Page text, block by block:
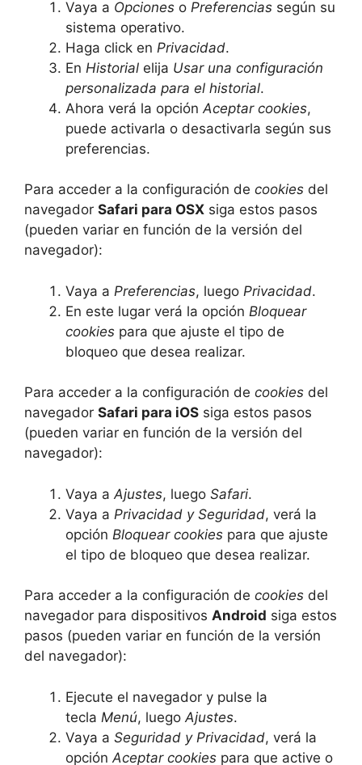
Vaya a Opciones o Preferencias según su
sistema operativo.
Haga click en Privacidad.
En Historial elija Usar una configuración
personalizada para el historial.
Ahora verá la opción Aceptar cookies,
puede activarla o desactivarla según sus
preferencias.
Para acceder a la configuración de cookies del
navegador Safari para OSX siga estos pasos
(pueden variar en función de la versión del
navegador):
Vaya a Preferencias, luego Privacidad.
En este lugar verá la opción Bloquear
cookies para que ajuste el tipo de
bloqueo que desea realizar.
Para acceder a la configuración de cookies del
navegador Safari para iOS siga estos pasos
(pueden variar en función de la versión del
navegador):
Vaya a Ajustes, luego Safari.
Vaya a Privacidad y Seguridad, verá la
opción Bloquear cookies para que ajuste
el tipo de bloqueo que desea realizar.
Para acceder a la configuración de cookies del
navegador para dispositivos Android siga estos
pasos (pueden variar en función de la versión
del navegador):
Ejecute el navegador y pulse la
tecla Menú, luego Ajustes.
Vaya a Seguridad y Privacidad, verá la
opción Aceptar cookies para que active o